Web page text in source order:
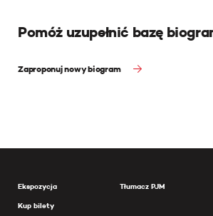
Pomóż uzupełnić bazę
Zaproponuj nowy biogram
Ekspozycja
Kup bilety
Tłumacz PJM